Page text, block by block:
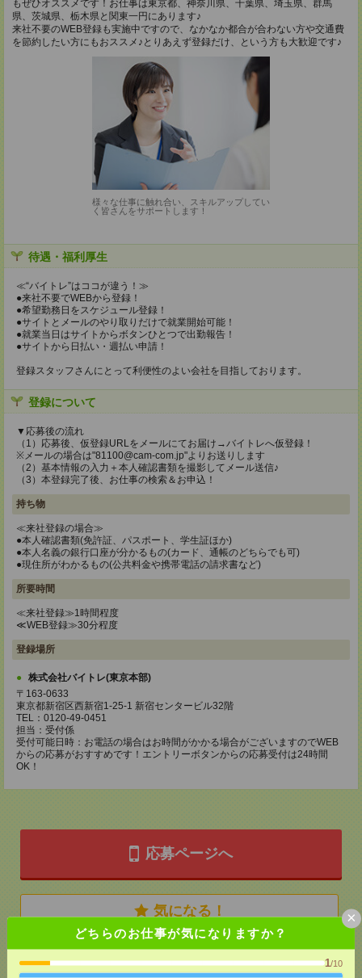
どちらのお仕事が気になりますか？
1/10
×
もぜひオススメです！お仕事は東京都、神奈川県、千葉県、埼玉県、群馬
県、茨城県、栃木県と関東一円にあります♪
来社不要のWEB登録も実施中ですので、なかなか都合が合わない方や交通費
を節約したい方にもおススメ♪とりあえず登録だけ、という方も大歓迎です♪
様々な仕事に触れ合い、スキルアップしてい
く皆さんをサポートします！
待遇・福利厚生
≪“バイトレ”はココが違う！≫
●来社不要でWEBから登録！
●希望勤務日をスケジュール登録！
●サイトとメールのやり取りだけで就業開始可能！
●就業当日はサイトからボタンひとつで出勤報告！
●サイトから日払い・週払い申請！
登録スタッフさんにとって利便性のよい会社を目指しております。
登録について
▼応募後の流れ
（1）応募後、仮登録URLをメールにてお届け→バイトレへ仮登録！
※メールの場合は"81100@cam-com.jp"よりお送りします
（2）基本情報の入力＋本人確認書類を撮影してメール送信♪
（3）本登録完了後、お仕事の検索＆お申込！
持ち物
≪来社登録の場合≫
●本人確認書類(免許証、パスポート、学生証ほか)
●本人名義の銀行口座が分かるもの(カード、通帳のどちらでも可)
●現住所がわかるもの(公共料金や携帯電話の請求書など)
所要時間
≪来社登録≫1時間程度
≪WEB登録≫30分程度
登録場所
株式会社バイトレ(東京本部)
〒163-0633
東京都新宿区西新宿1-25-1 新宿センタービル32階
TEL：0120-49-0451
担当：受付係
受付可能日時：お電話の場合はお時間がかかる場合がございますのでWEB
からの応募がおすすめです！エントリーボタンからの応募受付は24時間
OK！
応募ページへ
気になる！
メールで送る LINEで送る